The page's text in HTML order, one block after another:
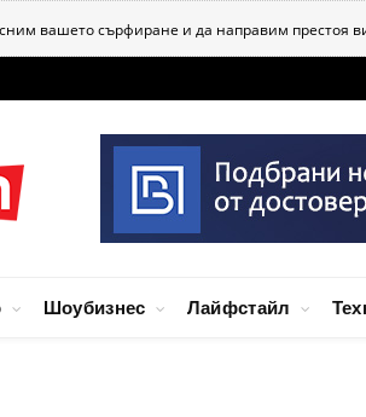
вашето сърфиране и да направим престоя
Шоубизнес Лайфстайл